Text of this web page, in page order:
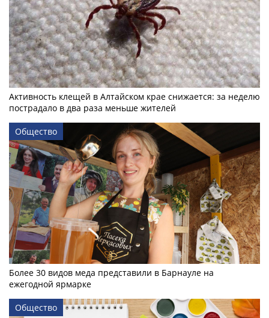
Активность клещей в Алтайском крае снижается: за неделю
пострадало в два раза меньше жителей
Общество
Более 30 видов меда представили в Барнауле на
ежегодной ярмарке
Общество